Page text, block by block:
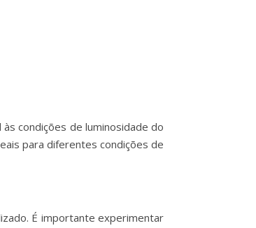
condições de luminosidade do
para diferentes condições de
É importante experimentar